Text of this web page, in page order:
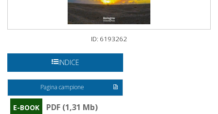
ID: 6193262
INDICE
Pagina campione
E-BOOK
PDF (1,31 Mb)